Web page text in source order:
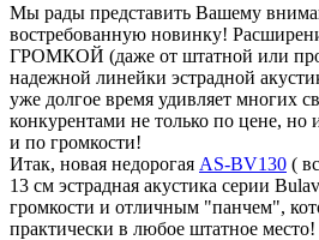
Мы рады представить Вашему
востребованную новинку!
ГРОМКОЙ (даже от штатной или
надежной линейки эстрадной
уже долгое время удивляет многих
конкурентами не только по цене, но
и по громкости!
Итак, новая недорогая AS-BV130 (
13 см эстрадная акустика серии
громкости и отличным "панчем",
практически в любое штатное место!